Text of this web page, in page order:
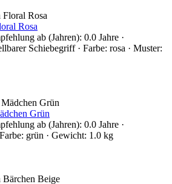
Rosa
ab (Jahren): 0.0 Jahre ·
Schiebegriff · Farbe: rosa · Muster:
Grün
ab (Jahren): 0.0 Jahre ·
grün · Gewicht: 1.0 kg